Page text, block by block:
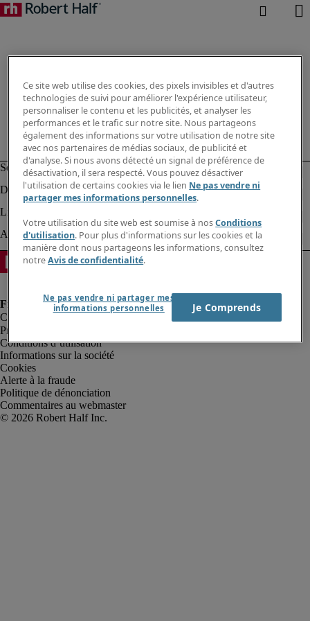
Protection des données personnelles
Conditions d’utilisation
Informations sur la société
Cookies
Alerte à la fraude
Politique de dénonciation
Commentaires au webmaster
Ce site web utilise des cookies, des pixels invisibles et d'autres
technologies de suivi pour améliorer l'expérience utilisateur,
personnaliser le contenu et les publicités, et analyser les
performances et le trafic sur notre site. Nous partageons
également des informations sur votre utilisation de notre site
avec nos partenaires de médias sociaux, de publicité et
d'analyse. Si nous avons détecté un signal de préférence de
désactivation, il sera respecté. Vous pouvez désactiver
l'utilisation de certains cookies via le lien Ne pas vendre ni
partager mes informations personnelles.
Votre utilisation du site web est soumise à nosConditions
d'utilisation. Pour plus d'informations sur les cookies et la
manière dont nous partageons les informations, consultez
notreAvis de confidentialité.
Ne pas vendre ni partager mes
informations personnelles
Je Comprends